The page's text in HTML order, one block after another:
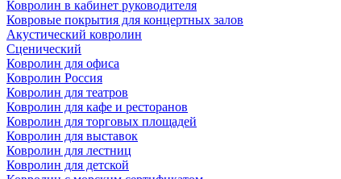
Ковролин в кабинет руководителя
Ковровые покрытия для концертных залов
Акустический ковролин
Сценический
Ковролин для офиса
Ковролин Россия
Ковролин для театров
Ковролин для кафе и ресторанов
Ковролин для торговых площадей
Ковролин для выставок
Ковролин для лестниц
Ковролин для детской